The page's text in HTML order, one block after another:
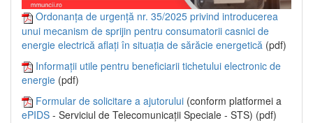
Ordonanța de urgență nr. 35/2025 privind introducerea
unui mecanism de sprijin pentru consumatorii casnici de
energie electrică aflați în situația de sărăcie energetică (pdf)
Informații utile pentru beneficiarii tichetului electronic de
energie (pdf)
Formular de solicitare a ajutorului (conform platformei a
ePIDS - Serviciul de Telecomunicații Speciale - STS) (pdf)